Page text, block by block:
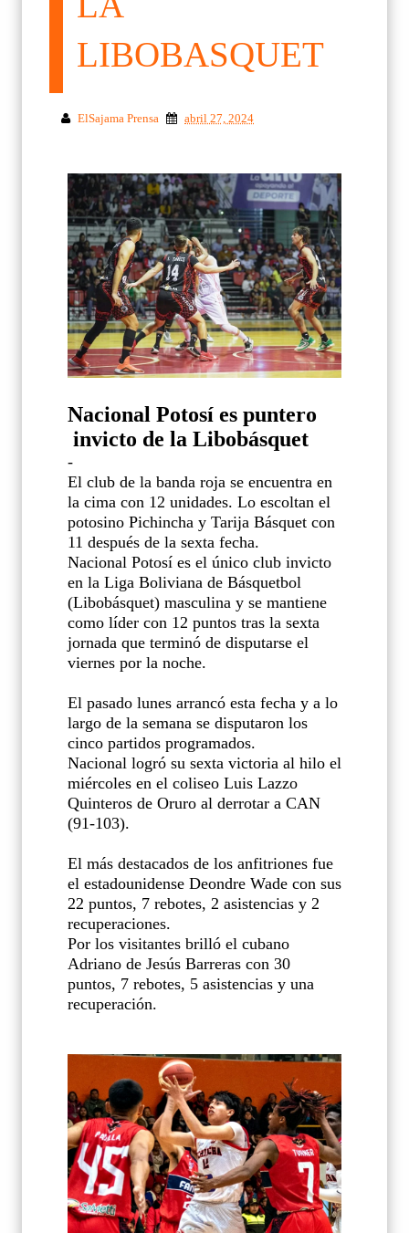
LIBOBASQUET
ElSajama Prensa abril 27, 2024
Nacional Potosí es puntero
invicto de la Libobásquet
-
El club de la banda roja se encuentra en
la cima con 12 unidades. Lo escoltan el
potosino Pichincha y Tarija Básquet con
11 después de la sexta fecha.
Nacional Potosí es el único club invicto
en la Liga Boliviana de Básquetbol
(Libobásquet) masculina y se mantiene
como líder con 12 puntos tras la sexta
jornada que terminó de disputarse el
viernes por la noche.
El pasado lunes arrancó esta fecha y a lo
largo de la semana se disputaron los
cinco partidos programados.
Nacional logró su sexta victoria al hilo el
miércoles en el coliseo Luis Lazzo
Quinteros de Oruro al derrotar a CAN
(91-103).
El más destacados de los anfitriones fue
el estadounidense Deondre Wade con sus
22 puntos, 7 rebotes, 2 asistencias y 2
recuperaciones.
Por los visitantes brilló el cubano
Adriano de Jesús Barreras con 30
puntos, 7 rebotes, 5 asistencias y una
recuperación.